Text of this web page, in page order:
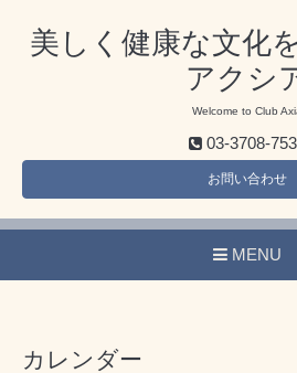
美しく健康な文化
アクシ
Welcome to Club
03-3708-
お問い合わせ
MENU
カレンダー